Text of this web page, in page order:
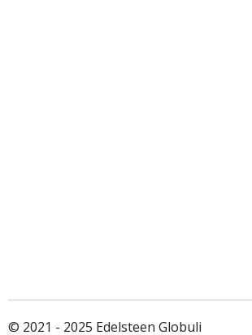
© 2021 - 2025